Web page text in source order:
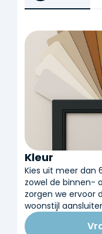
Kleur
Kies uit meer dan
zowel de binnen-
zorgen we ervoor
woonstijl